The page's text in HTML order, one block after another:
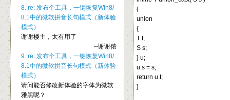
{
union
{
T t;
S s;
} u;
u.s = s;
return u.t;
}
8. re: 发布个工具，一键恢复Win8/
8.1中的微软拼音长句模式（新体验
模式）
谢谢楼主，太有用了
--谢谢侬
9. re: 发布个工具，一键恢复Win8/
8.1中的微软拼音长句模式（新体验
模式）
请问能否修改新体验的字体为微软
雅黑呢？